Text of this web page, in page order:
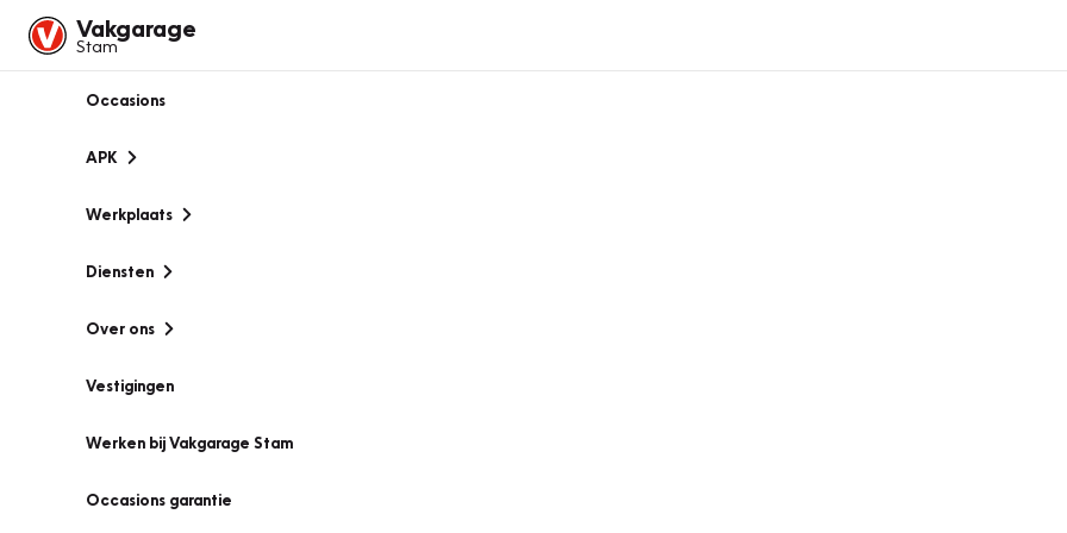
Vakgarage
Stam
Occasions
APK
Werkplaats
Diensten
Over ons
Vestigingen
Werken bij Vakgarage Stam
Occasions garantie